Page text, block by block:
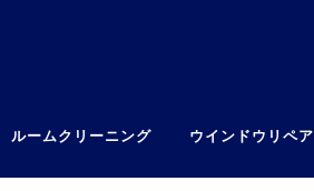
ルームクリーニング ウインドウリペア